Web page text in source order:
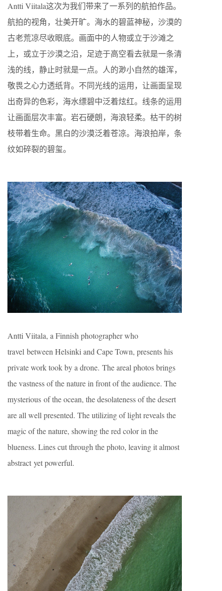
Antti Viitala这次为我们带来了一系列的航拍作品。
航拍的视角，壮美开旷。海水的碧蓝神秘，沙漠的
古老荒凉尽收眼底。画面中的人物或立于沙滩之
上，或立于沙漠之沿，足迹于高空看去就是一条清
浅的线，静止时就是一点。人的渺小自然的雄浑，
敬畏之心力透纸背。不同光线的运用，让画面呈现
出奇异的色彩，海水缥碧中泛着炫红。线条的运用
让画面层次丰富。岩石硬朗，海浪轻柔。枯干的树
枝带着生命。黑白的沙漠泛着苍凉。海浪拍岸，条
纹如碎裂的碧玺。
Antti Viitala, a Finnish photographer who
travel between Helsinki and Cape Town, presents his
private work took by a drone. The areal photos brings
the vastness of the nature in front of the audience. The
mysterious of the ocean, the desolateness of the desert
are all well presented. The utilizing of light reveals the
magic of the nature, showing the red color in the
blueness. Lines cut through the photo, leaving it almost
abstract yet powerful.